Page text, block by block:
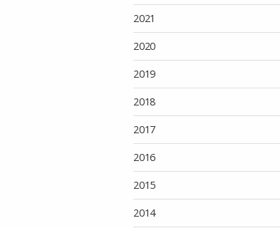
2021
2020
2019
2018
2017
2016
2015
2014